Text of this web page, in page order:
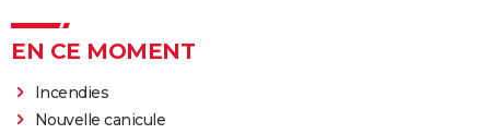
EN CE MOMENT
Incendies
Nouvelle canicule